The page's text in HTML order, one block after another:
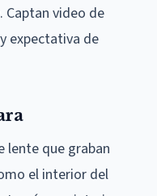
video de
expectativa de
lente que graban
el interior del